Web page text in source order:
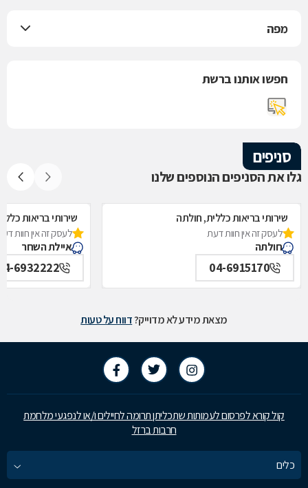
מפה
חפשו אותנו ברשת
סניפים
גלו את הסניפים הנוספים שלנו
שירותי בריאות כללית, חולתה
לעסק זה אין חוות דעת
חולתה
04-6915170
שירותי בריאות
לעסק זה אין חוות
איילת השחר
6932222
מצאת מידע לא מדוייק?דווח על טעות
קול קורא לפרסום לעמותות שתכליתן תרומה לחיילים ו/או לנפגעי מלחמת
חרבות ברזל
כלים